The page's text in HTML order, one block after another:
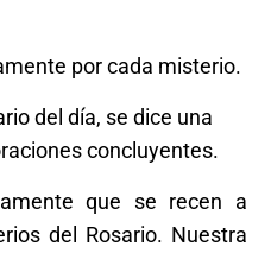
por cada misterio.
del día, se dice una
concluyentes.
que se recen a
del Rosario. Nuestra